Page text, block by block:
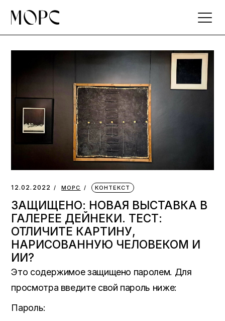
the
12.02.2022 МОРС КОНТЕКСТ
ЗАЩИЩЕНО: НОВАЯ ВЫСТАВКА В
ГАЛЕРЕЕ ДЕЙНЕКИ. ТЕСТ:
ОТЛИЧИТЕ КАРТИНУ,
НАРИСОВАННУЮ ЧЕЛОВЕКОМ И
ИИ?
Это содержимое защищено паролем. Для
просмотра введите свой пароль ниже:
Пароль: